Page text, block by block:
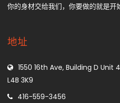
你的身材交给我们，你要做的就是开
地址
1550 16th Ave, Building D Unit
L4B 3K9
416-559-3456